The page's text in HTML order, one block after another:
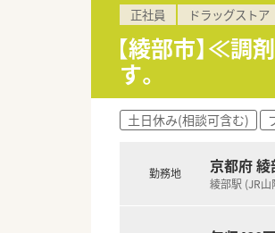
正社員 ドラッグストア
【綾部市】≪調
す。
土日休み(相談可含む)
勤務地 京都府
綾部駅 (JR山